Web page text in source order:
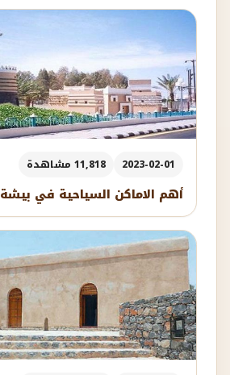
2023-02-01 11,818 مشاهدة
أهم الاماكن السياحية في بيشة